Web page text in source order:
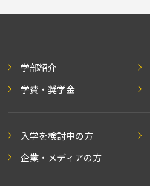
学部紹介
学費・奨学金
入学を検討中の方
企業・メディアの方